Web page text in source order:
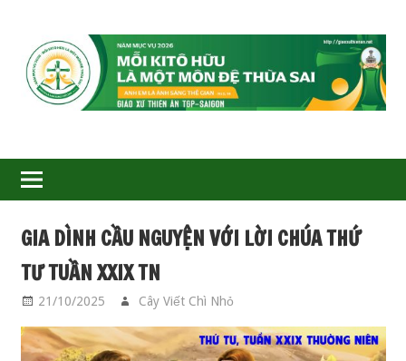
GIÁO
XỨ
THIÊN
ÂN-
TGP
SAIGON
GIA DÌNH CẦU NGUYỆN VỚI LỜI CHÚA THỨ
TƯ TUẦN XXIX TN
21/10/2025 Cây Viết Chì Nhỏ